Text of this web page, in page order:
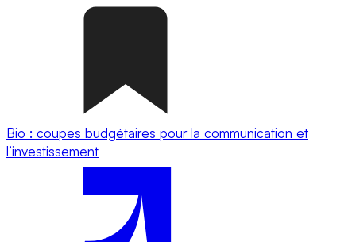
Bio : coupes budgétaires pour la communication et
l’investissement